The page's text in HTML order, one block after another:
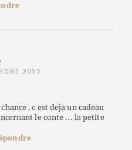
2015
, c est deja un cadeau
le conte ... la petite